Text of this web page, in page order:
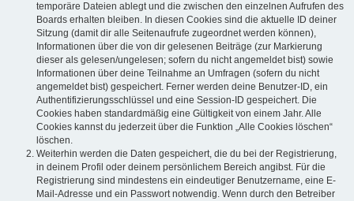
temporäre Dateien ablegt und die zwischen den einzelnen Aufrufen des
Boards erhalten bleiben. In diesen Cookies sind die aktuelle ID deiner
Sitzung (damit dir alle Seitenaufrufe zugeordnet werden können),
Informationen über die von dir gelesenen Beiträge (zur Markierung
dieser als gelesen/ungelesen; sofern du nicht angemeldet bist) sowie
Informationen über deine Teilnahme an Umfragen (sofern du nicht
angemeldet bist) gespeichert. Ferner werden deine Benutzer-ID, ein
Authentifizierungsschlüssel und eine Session-ID gespeichert. Die
Cookies haben standardmäßig eine Gültigkeit von einem Jahr. Alle
Cookies kannst du jederzeit über die Funktion „Alle Cookies löschen“
löschen.
Weiterhin werden die Daten gespeichert, die du bei der Registrierung,
in deinem Profil oder deinem persönlichem Bereich angibst. Für die
Registrierung sind mindestens ein eindeutiger Benutzername, eine E-
Mail-Adresse und ein Passwort notwendig. Wenn durch den Betreiber